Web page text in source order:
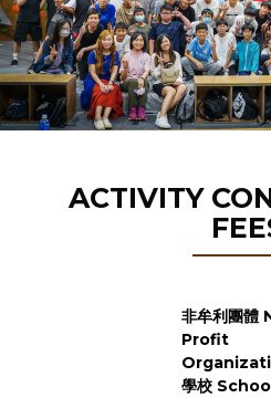
ACTIVITY
非牟利團體
Profit
學校